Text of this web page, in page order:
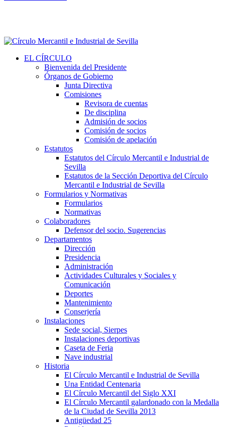
EL CÍRCULO
Bienvenida del Presidente
Órganos de Gobierno
Junta Directiva
Comisiones
Revisora de cuentas
De disciplina
Admisión de socios
Comisión de socios
Comisión de apelación
Estatutos
Estatutos del Círculo Mercantil e Industrial de
Sevilla
Estatutos de la Sección Deportiva del Círculo
Mercantil e Industrial de Sevilla
Formularios y Normativas
Formularios
Normativas
Colaboradores
Defensor del socio. Sugerencias
Departamentos
Dirección
Presidencia
Administración
Actividades Culturales y Sociales y
Comunicación
Deportes
Mantenimiento
Conserjería
Instalaciones
Sede social, Sierpes
Instalaciones deportivas
Caseta de Feria
Nave industrial
Historia
El Círculo Mercantil e Industrial de Sevilla
Una Entidad Centenaria
El Círculo Mercantil del Siglo XXI
El Círculo Mercantil galardonado con la Medalla
de la Ciudad de Sevilla 2013
Antigüedad 25